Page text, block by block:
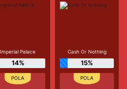
Imperial Palace
14%
Cash Or Nothing
15%